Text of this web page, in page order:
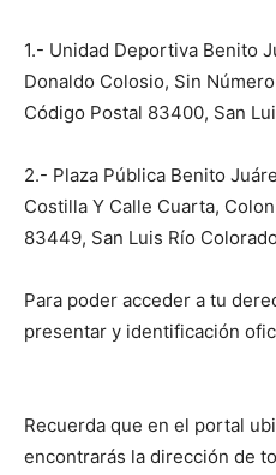
1.- Unidad Deportiva Benito
Donaldo Colosio, Sin
Código Postal 83400, San
2.- Plaza Pública Benito
Costilla Y Calle Cuarta,
83449, San Luis Río
Para poder acceder a tu
presentar y identificación
Recuerda que en el portal
encontrarás la dirección de